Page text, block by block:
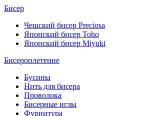
Бисер
Чешский бисер Preciosa
Японский бисер Toho
Японский бисер Miyuki
Бисероплетение
Бусины
Нить для бисера
Проволока
Бисерные иглы
Фурнитура